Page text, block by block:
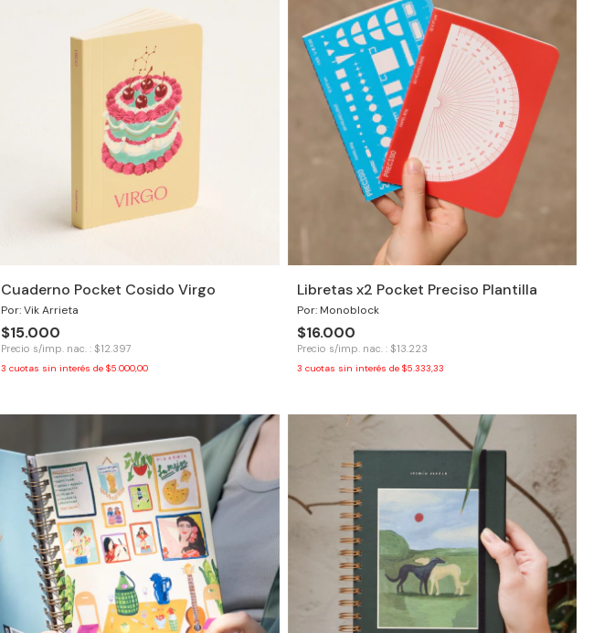
Cuaderno Pocket Cosido Virgo
Por: Vik Arrieta
$15.000
Precio s/imp. nac. : $12.397
3 cuotas sin interés de $5.000,00
Libretas x2 Pocket Preciso Plantilla
Por: Monoblock
$16.000
Precio s/imp. nac. : $13.223
3 cuotas sin interés de$5.333,33